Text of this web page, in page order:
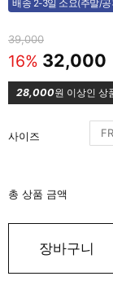
배송 2-3일 소요(주말/공
39,000
16% 32,000
28,000원 이상인 상
사이즈
총 상품 금액
장바구니